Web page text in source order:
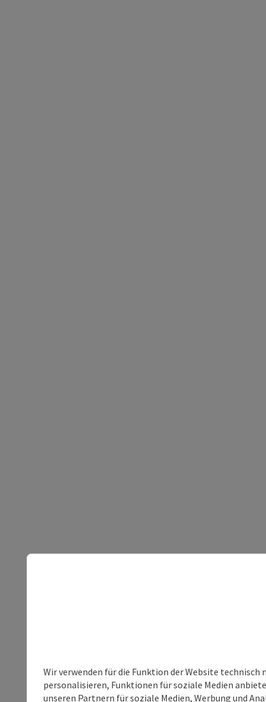
Wir verwenden für die Funktion der Website
personalisieren, Funktionen für soziale Medien
unseren Partnern für soziale Medien, Werbung und